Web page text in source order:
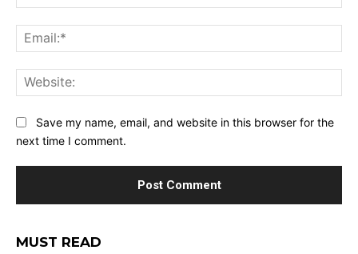
Save my name, email, and website in this browser for the
next time I comment.
MUST READ